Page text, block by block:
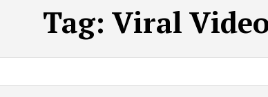
Tag: Viral